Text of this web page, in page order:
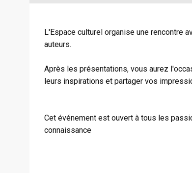
L'Espace culturel organise une rencontre
auteurs.
Après les présentations, vous aurez
leurs inspirations et partager vos
Cet événement est ouvert à tous les
connaissance